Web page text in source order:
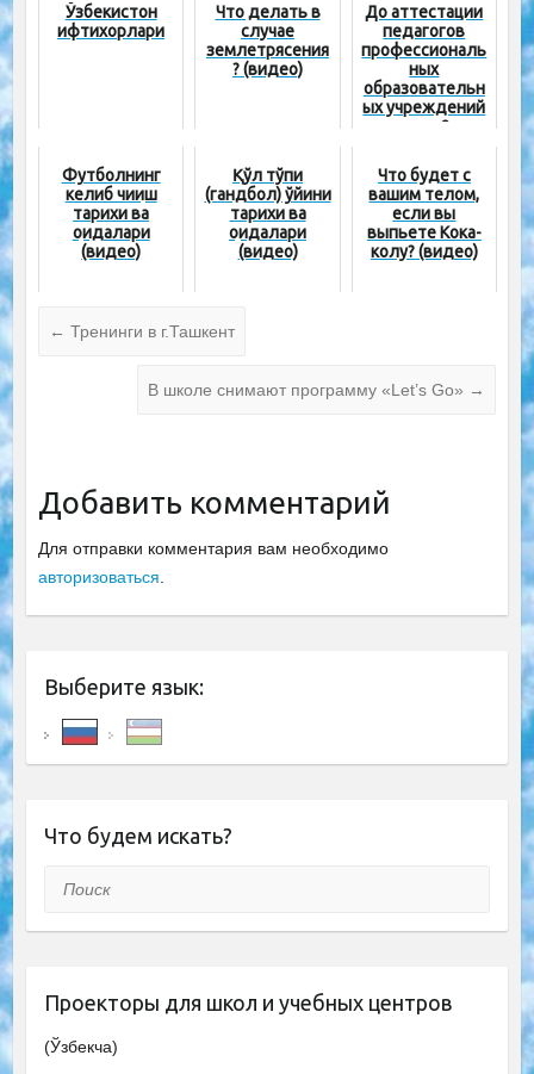
Ўзбекистон
ифтихорлари
Что делать в
случае
землетрясения
? (видео)
До аттестации
педагогов
профессиональ
ных
образовательн
ых учреждений
осталось 2 дня
Футболнинг
келиб чиқиш
тарихи ва
қоидалари
(видео)
Қўл тўпи
(гандбол) ўйини
тарихи ва
қоидалари
(видео)
Что будет с
вашим телом,
если вы
выпьете Кока-
колу? (видео)
← Тренинги в г.Ташкент
В школе снимают программу «Let’s Go» →
Добавить комментарий
Для отправки комментария вам необходимо
авторизоваться
Выберите язык:
Что будем искать?
Поиск
Проекторы для школ и учебных центров
(Ўзбекча)